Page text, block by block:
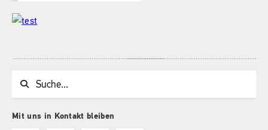
Suchwort
Mit uns in Kontakt bleiben